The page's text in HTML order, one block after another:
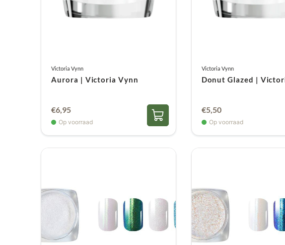
Victoria Vynn
Aurora | Victoria Vynn
€6,95
Op voorraad
Victoria Vynn
Donut Glazed |
€5,50
Op voorraad